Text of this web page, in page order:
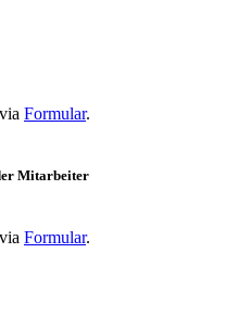
Formular.
Mitarbeiter
Formular.